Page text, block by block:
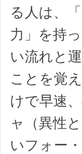
る人は、
力」を持
い流れと
ことを覚
けで早速
ャ（異性
いフォー